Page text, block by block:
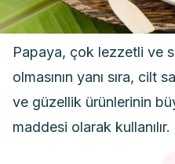
Papaya, çok lezzetli ve
olmasının yanı sıra, cilt
ve güzellik ürünlerinin
maddesi olarak kullanılır.